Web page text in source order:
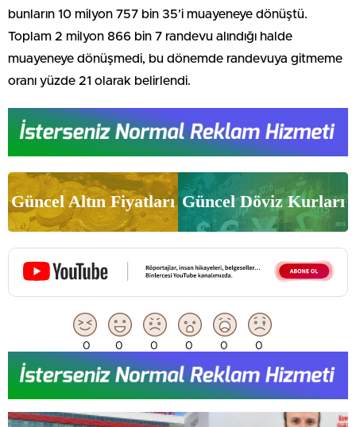
bunların 10 milyon 757 bin 35’i muayeneye dönüştü.
Toplam 2 milyon 866 bin 7 randevu alındığı halde
muayeneye dönüşmedi, bu dönemde randevuya gitmeme
oranı yüzde 21 olarak belirlendi.
Güncel Altın Fiyatları Güncel Döviz Kurları
0 0 0 0 0 0